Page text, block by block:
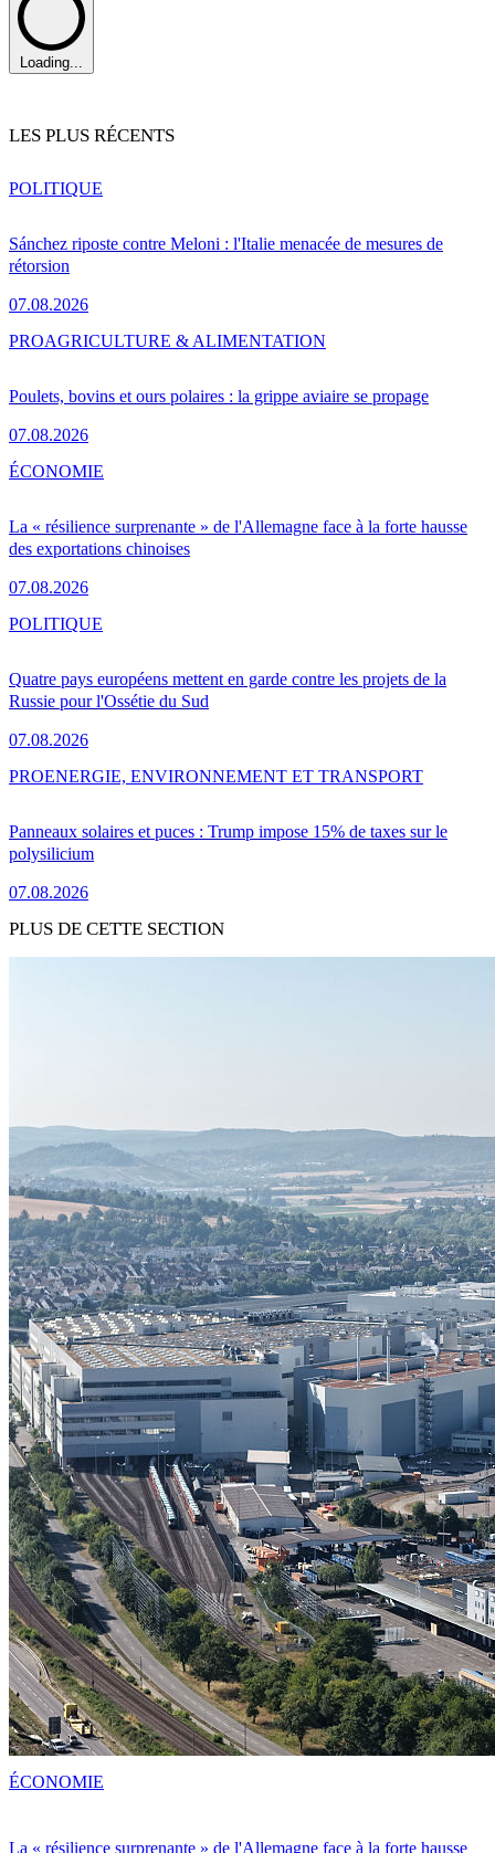
Loading...
LES PLUS RÉCENTS
Sánchez riposte contre Meloni : l'Italie menacée de mesures de
rétorsion
07.08.2026
POLITIQUE
Poulets, bovins et ours polaires : la grippe aviaire se propage
07.08.2026
PROAGRICULTURE & ALIMENTATION
La « résilience surprenante » de l'Allemagne face à la forte hausse
des exportations chinoises
07.08.2026
ÉCONOMIE
Quatre pays européens mettent en garde contre les projets de la
Russie pour l'Ossétie du Sud
07.08.2026
POLITIQUE
Panneaux solaires et puces : Trump impose 15% de taxes sur le
polysilicium
07.08.2026
PROENERGIE, ENVIRONNEMENT ET TRANSPORT
PLUS DE CETTE SECTION
La « résilience surprenante » de l'Allemagne face à la forte hausse
ÉCONOMIE